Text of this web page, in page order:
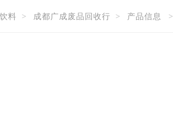
料 > 成都广成废品回收行 > 产品信息 >